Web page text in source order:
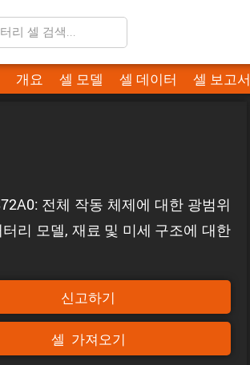
개요 셀 모델 셀 데이터 셀 보고서
전체 작동 체제에 대한 광범위
리 모델, 재료 및 미세 구조에 대한
신고하기
셀 가져오기